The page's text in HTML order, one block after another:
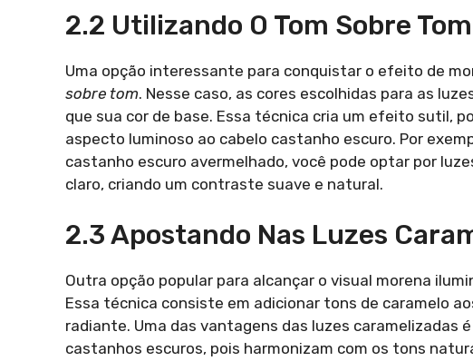
2.2 Utilizando O Tom Sobre Tom
Uma opção interessante para conquistar o efeito de
sobre tom. Nesse caso, as cores escolhidas para as
que sua cor de base. Essa técnica cria um efeito sutil,
aspecto luminoso ao cabelo castanho escuro. Por
castanho escuro avermelhado, você pode optar por
claro, criando um contraste suave e natural.
2.3 Apostando Nas Luzes
Outra opção popular para alcançar o visual morena
Essa técnica consiste em adicionar tons de caramelo
radiante. Uma das vantagens das luzes caramelizadas
castanhos escuros, pois harmonizam com os tons